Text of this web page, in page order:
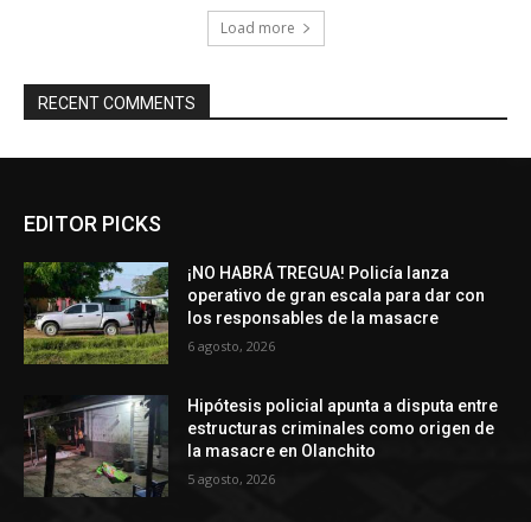
Load more
RECENT COMMENTS
EDITOR PICKS
¡NO HABRÁ TREGUA! Policía lanza
operativo de gran escala para dar con
los responsables de la masacre
6 agosto, 2026
Hipótesis policial apunta a disputa entre
estructuras criminales como origen de
la masacre en Olanchito
5 agosto, 2026